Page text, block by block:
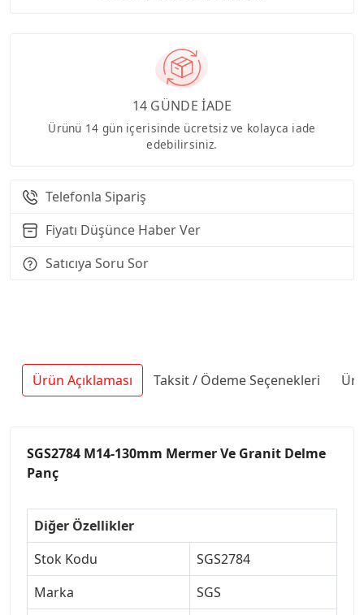
14 GÜNDE İADE
Ürünü 14 gün içerisinde ücretsiz ve kolayca iade
edebilirsiniz.
Telefonla Sipariş
Fiyatı Düşünce Haber Ver
Satıcıya Soru Sor
Ürün Açıklaması Taksit / Ödeme Seçenekleri
SGS2784 M14-130mm Mermer Ve Granit Delme
Panç
Diğer Özellikler
Stok Kodu
SGS2784
Marka
SGS